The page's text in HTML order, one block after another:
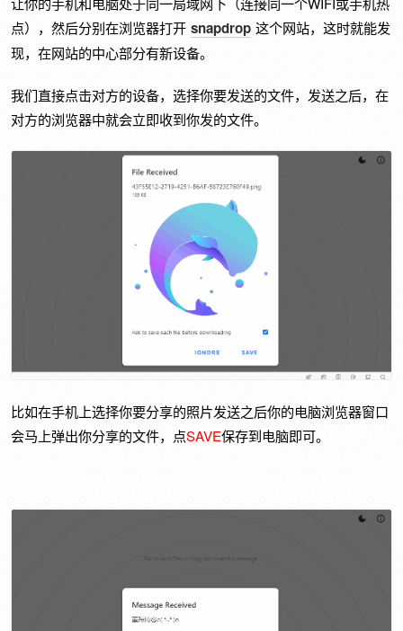
点），然后分别在浏览器打开 snapdrop 这个网站，这时就能发
现，在网站的中心部分有新设备。
我们直接点击对方的设备，选择你要发送的文件，发送之后，在
对方的浏览器中就会立即收到你发的文件。
比如在手机上选择你要分享的照片发送之后你的电脑浏览器窗口
会马上弹出你分享的文件，点SAVE保存到电脑即可。